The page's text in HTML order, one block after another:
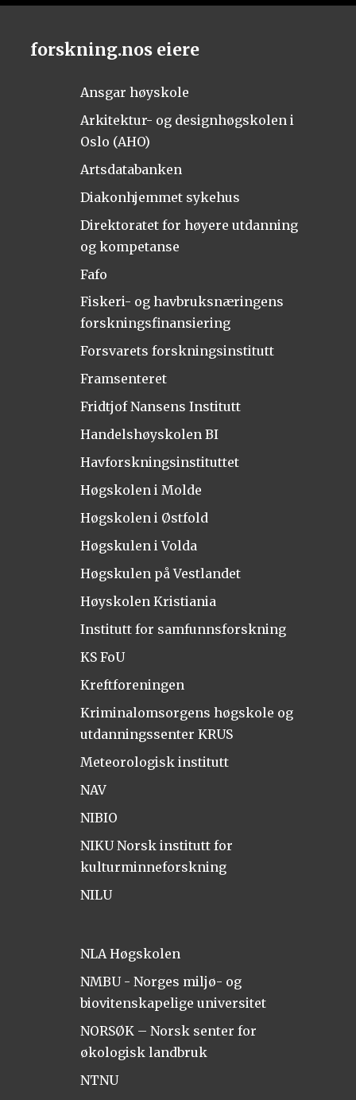
forskning.nos eiere
Ansgar høyskole
Arkitektur- og designhøgskolen i
Oslo (AHO)
Artsdatabanken
Diakonhjemmet sykehus
Direktoratet for høyere utdanning
og kompetanse
Fafo
Fiskeri- og havbruksnæringens
forskningsfinansiering
Forsvarets forskningsinstitutt
Framsenteret
Fridtjof Nansens Institutt
Handelshøyskolen BI
Havforskningsinstituttet
Høgskolen i Molde
Høgskolen i Østfold
Høgskulen i Volda
Høgskulen på Vestlandet
Høyskolen Kristiania
Institutt for samfunnsforskning
KS FoU
Kreftforeningen
Kriminalomsorgens høgskole og
utdanningssenter KRUS
Meteorologisk institutt
NAV
NIBIO
NIKU Norsk institutt for
kulturminneforskning
NILU
NLA Høgskolen
NMBU - Norges miljø- og
biovitenskapelige universitet
NORSØK – Norsk senter for
økologisk landbruk
NTNU